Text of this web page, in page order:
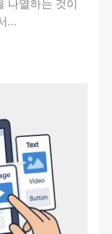
나열하는 것이
…